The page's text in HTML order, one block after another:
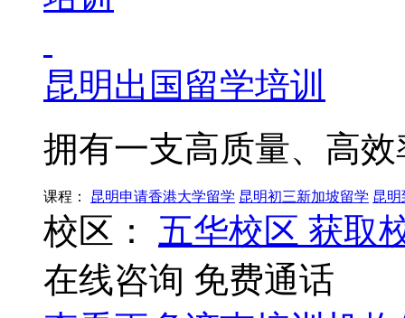
昆明出国留学培训
拥有一支高质量、高
课程： 昆明申请香港大学留学 昆明初三新加坡留学 昆明
校区： 五华校区 获取
在线咨询 免费通话